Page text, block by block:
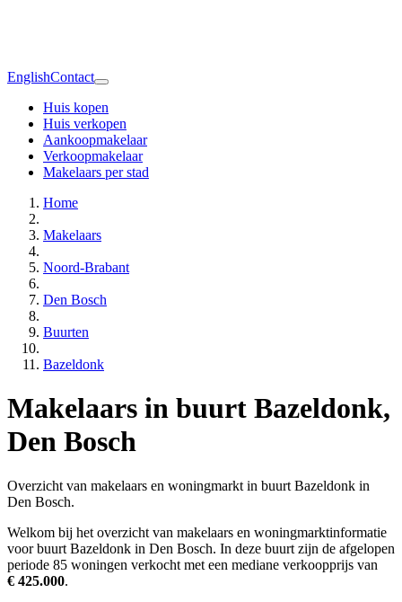
EnglishContact
Huis kopen
Huis verkopen
Aankoopmakelaar
Verkoopmakelaar
Makelaars per stad
Home
Makelaars
Noord-Brabant
Den Bosch
Buurten
Bazeldonk
Makelaars in buurt Bazeldonk,
Den Bosch
Overzicht van makelaars en woningmarkt in buurt Bazeldonk in
Den Bosch.
Welkom bij het overzicht van makelaars en woningmarktinformatie
voor buurt Bazeldonk in Den Bosch. In deze buurt zijn de afgelopen
periode 85 woningen verkocht met een mediane verkoopprijs van
€ 425.000.